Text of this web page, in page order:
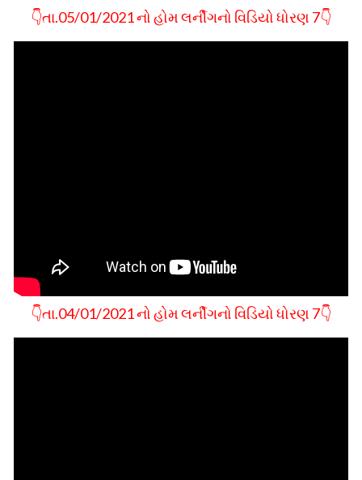
👇તા.05/01/2021 નો હોમ લર્નીગનો વિડિયો ધોરણ 7👇
👇તા.04/01/2021 નો હોમ લર્નીગનો વિડિયો ધોરણ 7👇